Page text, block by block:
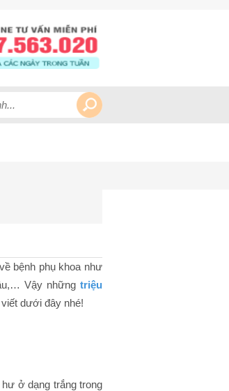
bệnh phụ khoa như
Vậy những triệu
dưới đây nhé!
ở dạng trắng trong